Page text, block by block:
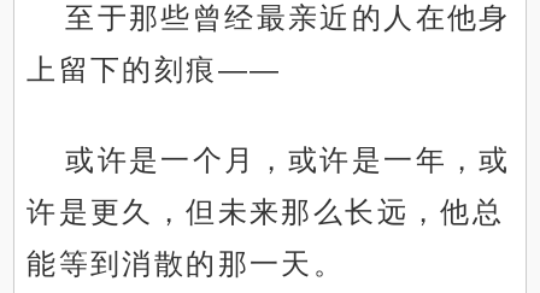
至于那些曾经最亲近的人在他身
上留下的刻痕——
或许是一个月，或许是一年，或
许是更久，但未来那么长远，他总
能等到消散的那一天。